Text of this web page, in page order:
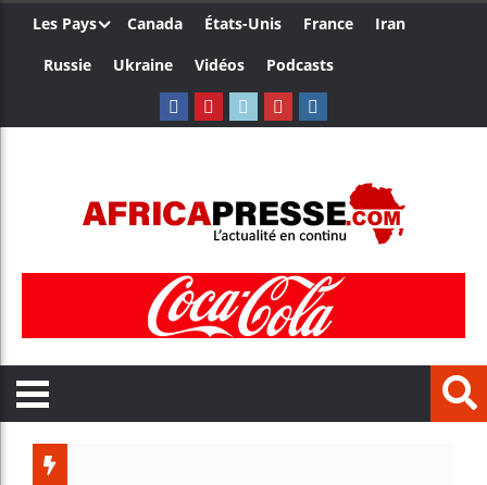
Les Pays Canada États-Unis France
Iran
Russie
Ukraine Vidéos Podcasts